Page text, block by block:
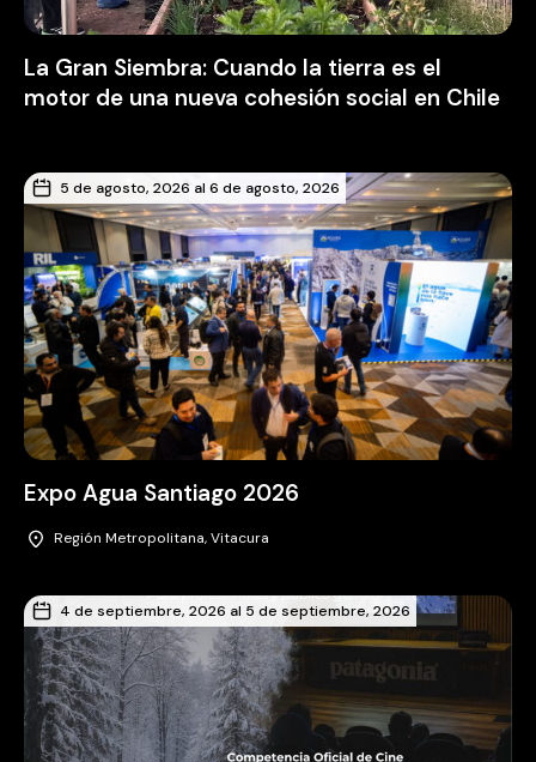
La Gran Siembra: Cuando la tierra es el
motor de una nueva cohesión social en Chile
5 de agosto, 2026 al 6 de agosto, 2026
Expo Agua Santiago 2026
Región Metropolitana, Vitacura
4 de septiembre, 2026 al 5 de septiembre, 2026